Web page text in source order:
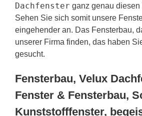
Dachfenster ganz genau diesen
Sehen Sie sich somit unsere
eingehender an. Das Fensterbau,
unserer Firma finden, das haben
gesucht.
Fensterbau, Velux
Fenster & Fensterbau,
Kunststofffenster,